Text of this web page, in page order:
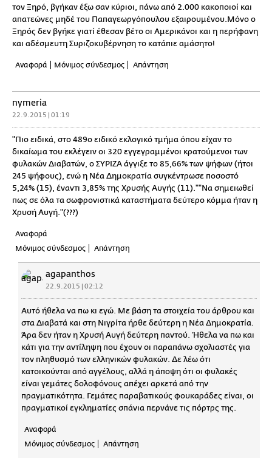
τον Ξηρό, βγήκαν έξω σαν κύριοι, πάνω από 2.000 κακοποιοί και
απατεώνες μηδέ του Παπαγεωργόπουλου εξαιρουμένου.Μόνο ο
Ξηρός δεν βγήκε γιατί έθεσαν βέτο οι Αμερικάνοι και η περήφανη
και αδέσμευτη Συριζοκυβέρνηση το κατάπιε αμάσητο!
Αναφορά Μόνιμος σύνδεσμος Απάντηση
nymeria
22.9.2015 | 01:19
"Πιο ειδικά, στο 489ο ειδικό εκλογικό τμήμα όπου είχαν το
δικαίωμα του εκλέγειν οι 320 εγγεγραμμένοι κρατούμενοι των
φυλακών Διαβατών, ο ΣΥΡΙΖΑ άγγιξε το 85,66% των ψήφων (ήτοι
245 ψήφους), ενώ η Νέα Δημοκρατία συγκέντρωσε ποσοστό
5,24% (15), έναντι 3,85% της Χρυσής Αυγής (11).""Να σημειωθεί
πως σε όλα τα σωφρονιστικά καταστήματα δεύτερο κόμμα ήταν η
Χρυσή Αυγή."(???)
Αναφορά
Μόνιμος σύνδεσμος
Απάντηση
agapanthos
22.9.2015 | 02:12
Αυτό ήθελα να πω κι εγώ. Με βάση τα στοιχεία του άρθρου και
στα Διαβατά και στη Νιγρίτα ήρθε δεύτερη η Νέα Δημοκρατία.
Άρα δεν ήταν η Χρυσή Αυγή δεύτερη παντού. Ήθελα να πω και
κάτι για την αντίληψη που έχουν οι παραπάνω σχολιαστές για
τον πληθυσμό των ελληνικών φυλακών. Δε λέω ότι
κατοικούνται από αγγέλους, αλλά η άποψη ότι οι φυλακές
είναι γεμάτες δολοφόνους απέχει αρκετά από την
πραγματικότητα. Γεμάτες παραβατικούς φουκαράδες είναι, οι
πραγματικοί εγκληματίες σπάνια περνάνε τις πόρτρς της.
Αναφορά
Μόνιμος σύνδεσμος
Απάντηση